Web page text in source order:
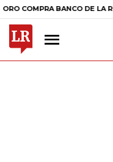
BANCO DE LA REPÚBLICA